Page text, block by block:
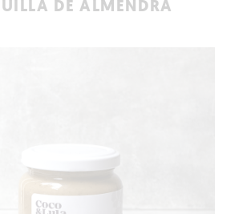
DE ALMENDRA